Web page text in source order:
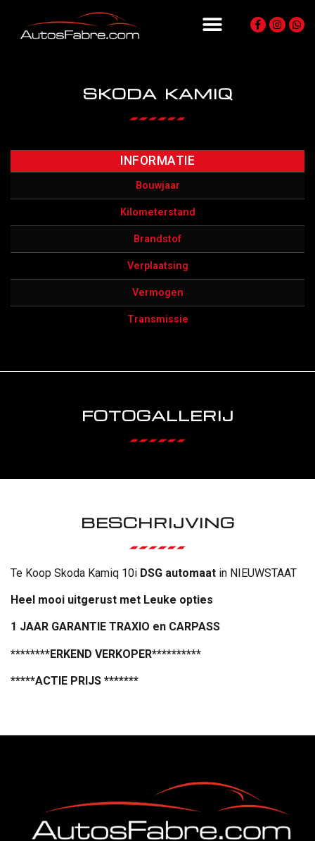
SKODA KAMIQ
INFORMATIE
Bouwjaar
Kilometerstand
Brandstof
Verplaatsing
Vermogen
Transmissie
FOTOGALLERIJ
BESCHRIJVING
Te Koop Skoda Kamiq 10i DSG automaat in NIEUWSTAAT
Heel mooi uitgerust met Leuke opties
1 JAAR GARANTIE TRAXIO en CARPASS
********ERKEND VERKOPER**********
*****ACTIE PRIJS *******